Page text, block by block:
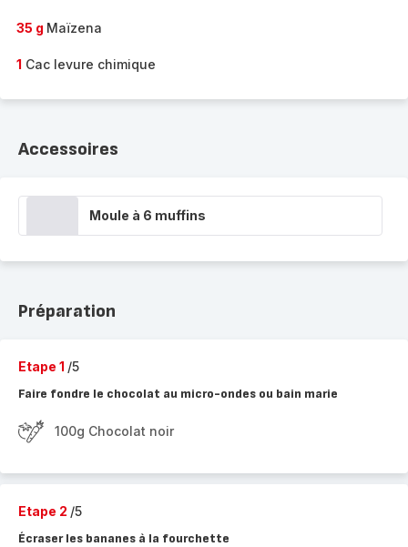
35 g Maïzena
1 Cac levure chimique
Accessoires
Moule à 6 muffins
Préparation
Etape 1 /5
Faire fondre le chocolat au micro-ondes ou bain marie
100g Chocolat noir
Etape 2 /5
Écraser les bananes à la fourchette